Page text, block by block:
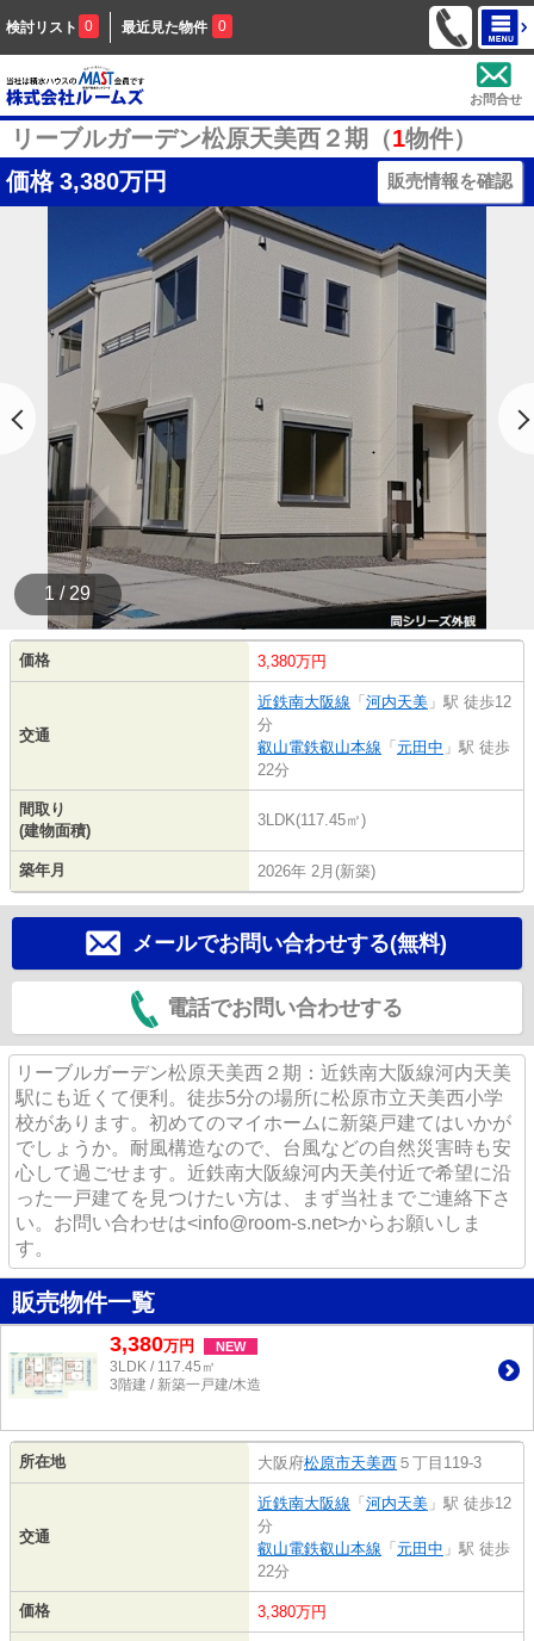
検討リスト 0 最近見た物件 0
お問合せ
リーブルガーデン松原天美西２期（1物件）
価格 3,380万円 販売情報を確認
1 / 29
価格 3,380万円
交通
近鉄南大阪線 「 河内天美 」駅 徒歩12
分
叡山電鉄叡山本線 「 元田中 」駅 徒歩
22分
間取り
(建物面積)
3LDK(117.45㎡)
築年月 2026年 2月(新築)
メールでお問い合わせする(無料)
電話でお問い合わせする
リーブルガーデン松原天美西２期：近鉄南大阪線河内天美
駅にも近くて便利。徒歩5分の場所に松原市立天美西小学
校があります。初めてのマイホームに新築戸建てはいかが
でしょうか。耐風構造なので、台風などの自然災害時も安
心して過ごせます。近鉄南大阪線河内天美付近で希望に沿
った一戸建てを見つけたい方は、まず当社までご連絡下さ
い。お問い合わせは<info@room-s.net>からお願いしま
す。
販売物件一覧
3,380万円 NEW
3LDK / 117.45㎡
3階建 / 新築一戸建/木造
所在地 大阪府松原市天美西 ５丁目119-3
交通
近鉄南大阪線 「 河内天美 」駅 徒歩12
分
叡山電鉄叡山本線 「 元田中 」駅 徒歩
22分
価格 3,380万円